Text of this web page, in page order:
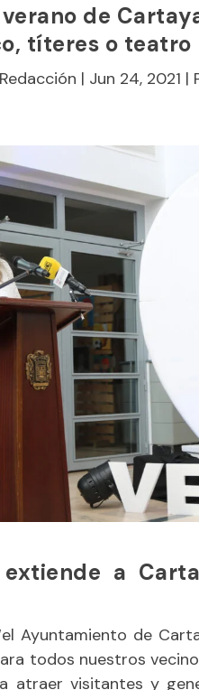
de
títeres o teatro
Redacción | Jun 24, 2021 |
a
Ayuntamiento de
todos nuestros
visitantes y